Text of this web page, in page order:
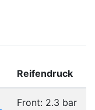
Reifendruck
Front: 2.3 bar